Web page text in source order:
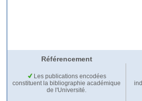
Référencement
Les publications encodées
constituent la bibliographie académique
de l'Université.